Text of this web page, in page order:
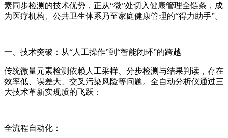
素同步检测的技术优势，正从“微”处切入健康管理全链条，成
为医疗机构、公共卫生体系乃至家庭健康管理的“得力助手”。
一、技术突破：从“人工操作”到“智能闭环”的跨越
传统微量元素检测依赖人工采样、分步检测与结果判读，存在
效率低、误差大、交叉污染风险等问题。全自动分析仪通过三
大技术革新实现质的飞跃：
全流程自动化：